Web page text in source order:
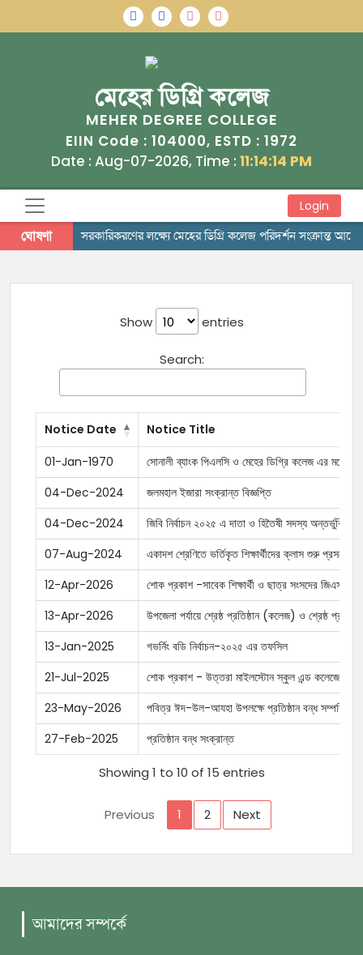
মেহের ডিগ্রি কলেজ
MEHER DEGREE COLLEGE
EIIN Code : 104000, ESTD : 1972
Date : Aug-07-2026, Time : 11:14:14 PM
Login
ঘোষণা সরকারিকরণের লক্ষ্যে মেহের ডিগ্রি কলেজ পরিদর্শন সংক্রান্ত
Show entries
Search:
Notice Date
Notice Title
01-Jan-1970
সোনালী ব্যাংক পিএলসি ও মেহের ডিগ্রি কলেজ এর মধ্যে
04-Dec-2024
জলমহাল ইজারা সংক্রান্ত বিজ্ঞপ্তি
04-Dec-2024
জিবি নির্বাচন ২০২৫ এ দাতা ও হিতৈষী সদস্য অন্তর্ভুক্তি
07-Aug-2024
একাদশ শ্রেণিতে ভর্তিকৃত শিক্ষার্থীদের ক্লাস শুরু প্রসঙ্গে
12-Apr-2026
শোক প্রকাশ -সাবেক শিক্ষার্থী ও ছাত্র সংসদের জিএস
13-Apr-2026
উপজেলা পর্যায়ে শ্রেষ্ঠ প্রতিষ্ঠান (কলেজ) ও শ্রেষ্ঠ
13-Jan-2025
গভর্নিং বডি নির্বাচন-২০২৫ এর তফসিল
21-Jul-2025
শোক প্রকাশ - উত্তরা মাইলস্টোন স্কুল এন্ড কলেজে ঘটে
23-May-2026
পবিত্র ঈদ-উল-আযহা উপলক্ষে প্রতিষ্ঠান বন্ধ সম্পর্কিত
27-Feb-2025
প্রতিষ্ঠান বন্ধ সংক্রান্ত
Showing 1 to 10 of 15 entries
Previous 1 2 Next
আমাদের সম্পর্কে